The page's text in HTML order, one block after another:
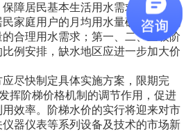
障居民基本生活用水需求；第二级
家庭用户的月均用水量确定，体现
合理用水需求；第一、二、三级阶
例安排，缺水地区应进一步加大价
快制定具体实施方案，限期完
挥阶梯价格机制的调节作用，促进
效率。阶梯水价的实行将迎来对市
器仪表等系列设备及技术的市场新